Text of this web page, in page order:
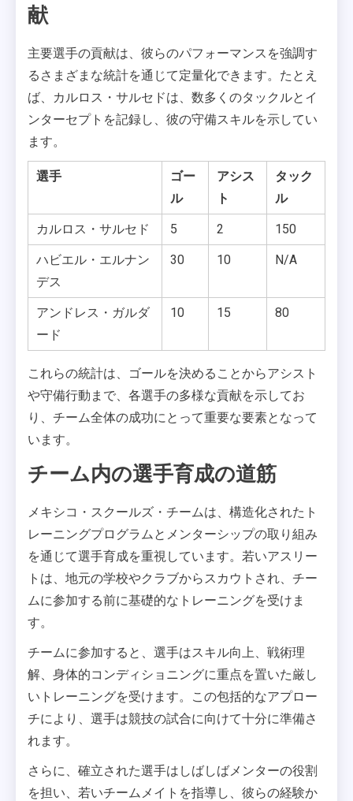
献
主要選手の貢献は、彼らのパフォーマンスを強調す
るさまざまな統計を通じて定量化できます。たとえ
ば、カルロス・サルセドは、数多くのタックルとイ
ンターセプトを記録し、彼の守備スキルを示してい
ます。
選手
ゴー
ル
アシス
ト
タック
ル
カルロス・サルセド 5 2 150
ハビエル・エルナン
デス
30 10 N/A
アンドレス・ガルダ
ード
10 15 80
これらの統計は、ゴールを決めることからアシスト
や守備行動まで、各選手の多様な貢献を示してお
り、チーム全体の成功にとって重要な要素となって
います。
チーム内の選手育成の道筋
メキシコ・スクールズ・チームは、構造化されたト
レーニングプログラムとメンターシップの取り組み
を通じて選手育成を重視しています。若いアスリー
トは、地元の学校やクラブからスカウトされ、チー
ムに参加する前に基礎的なトレーニングを受けま
す。
チームに参加すると、選手はスキル向上、戦術理
解、身体的コンディショニングに重点を置いた厳し
いトレーニングを受けます。この包括的なアプロー
チにより、選手は競技の試合に向けて十分に準備さ
れます。
さらに、確立された選手はしばしばメンターの役割
を担い、若いチームメイトを指導し、彼らの経験か